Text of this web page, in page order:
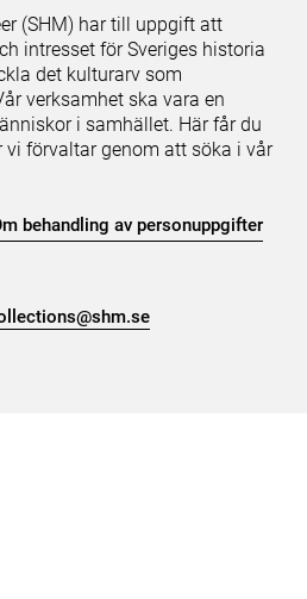
(SHM) har till uppgift att
intresset för Sveriges historia
det kulturarv som
verksamhet ska vara en
i samhället. Här får du
förvaltar genom att söka i vår
behandling av personuppgifter